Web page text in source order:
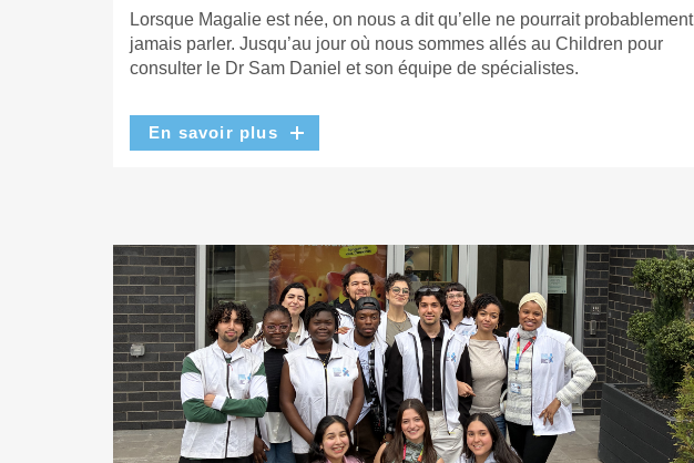
Lorsque Magalie est née, on nous a dit qu’elle ne pourrait probablement
jamais parler. Jusqu’au jour où nous sommes allés au Children pour
consulter le Dr Sam Daniel et son équipe de spécialistes.
En savoir plus